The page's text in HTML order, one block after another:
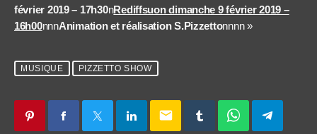
février 2019 – 17h30nRediffsuon dimanche 9 février 2019 –
16h00nnnAnimation et réalisation S.Pizzettonnnn »
MUSIQUE PIZZETTO SHOW
email